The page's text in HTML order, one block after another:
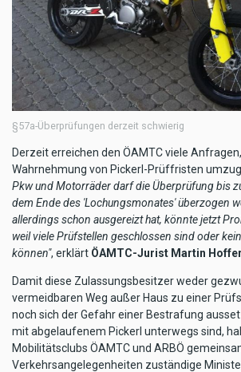
§57a-Überprüfungen derzeit schwierig
Derzeit erreichen den ÖAMTC viele
Wahrnehmung von Pickerl-Prüffristen
Pkw und Motorräder darf die Überprüfung bis
dem Ende des 'Lochungsmonates' überzogen
allerdings schon ausgereizt hat, könnte jetzt
weil viele Prüfstellen geschlossen sind oder
können", erklärt ÖAMTC-Jurist Martin Hoffer
Damit diese Zulassungsbesitzer weder
vermeidbaren Weg außer Haus zu einer
noch sich der Gefahr einer Bestrafung
mit abgelaufenem Pickerl unterwegs sind,
Mobilitätsclubs ÖAMTC und ARBÖ
Verkehrsangelegenheiten zuständige